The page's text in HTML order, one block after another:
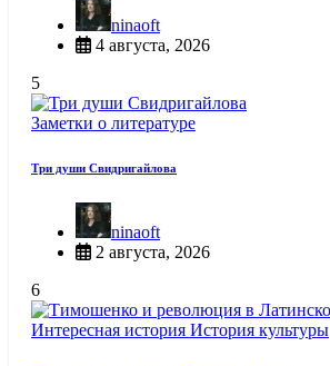
ninaoft
4 августа, 2026
5
Заметки о литературе
Три души Свидригайлова
ninaoft
2 августа, 2026
6
Интересная история История культуры